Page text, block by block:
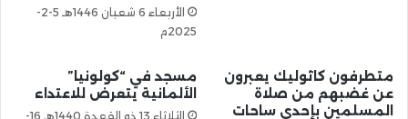
الأربعاء 6 شعبان 1446هـ 5-2-
2025م
متطرفون كاثوليك يعبرون
عن غضبهم من صلاة
المسلمين بإحدى ساحات
مسجد في “كولونيا”
الألمانية يتعرض للاعتداء
الثلاثاء 13 ذو القعدة 1440هـ 16-